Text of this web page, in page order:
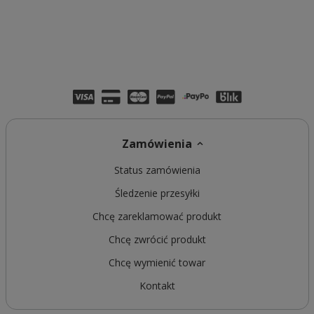
Zamówienia
Status zamówienia
Śledzenie przesyłki
Chcę zareklamować produkt
Chcę zwrócić produkt
Chcę wymienić towar
Kontakt